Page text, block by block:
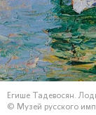
Егише Тадевосян.
© Музей русского